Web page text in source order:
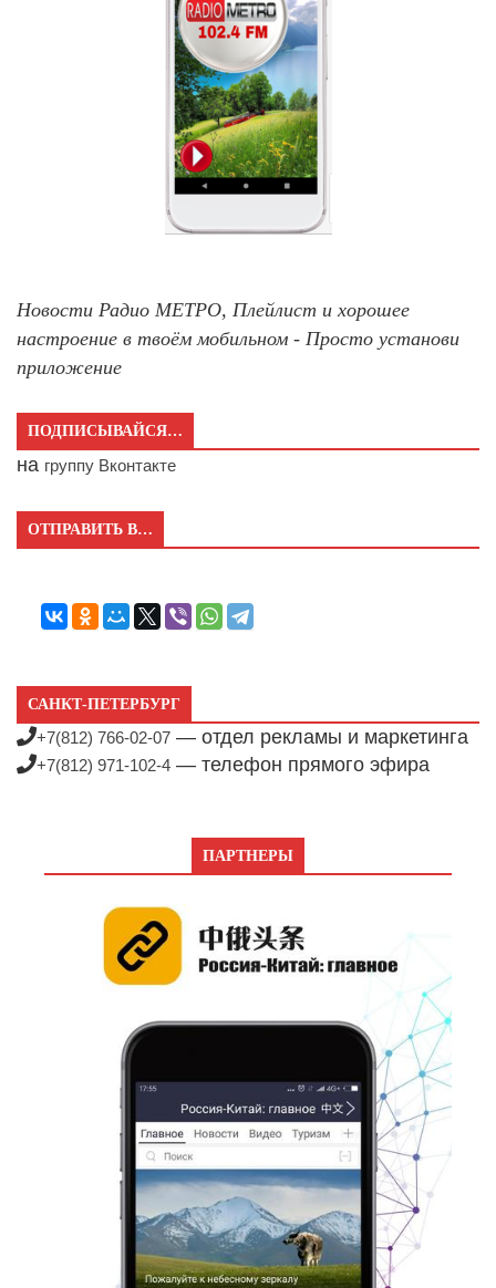
Новости Радио МЕТРО, Плейлист и хорошее
настроение в твоём мобильном - Просто установи
приложение
ПОДПИСЫВАЙСЯ…
на группу Вконтакте
ОТПРАВИТЬ В…
САНКТ-ПЕТЕРБУРГ
+7(812) 766-02-07 — отдел рекламы и маркетинга
+7(812) 971-102-4 — телефон прямого эфира
ПАРТНЕРЫ